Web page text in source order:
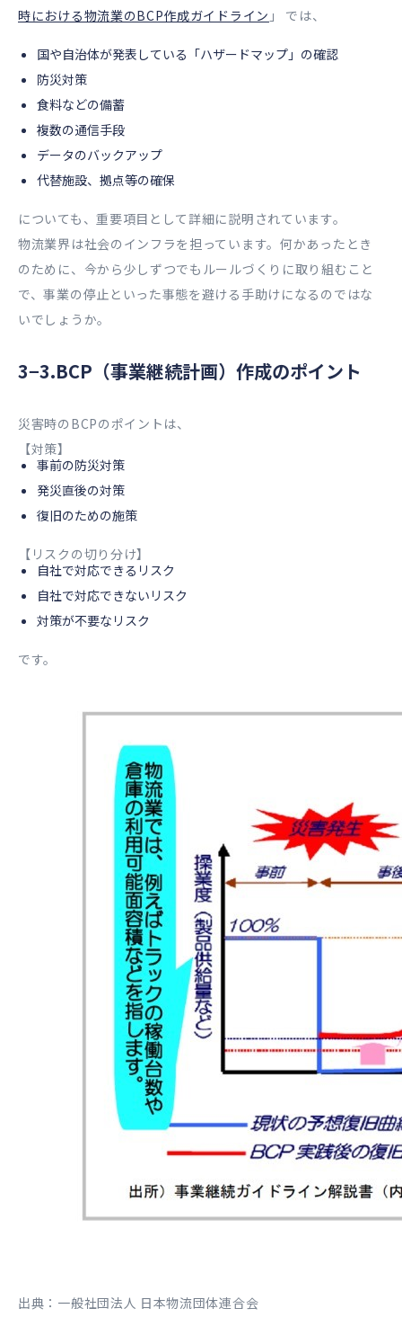
時における物流業のBCP作成ガイドライン 」 では、
国や自治体が発表している「ハザードマップ」の確認
防災対策
食料などの備蓄
複数の通信手段
データのバックアップ
代替施設、拠点等の確保
についても、重要項目として詳細に説明されています。
物流業界は社会のインフラを担っています。何かあったとき
のために、今から少しずつでもルールづくりに取り組むこと
で、事業の停止といった事態を避ける手助けになるのではな
いでしょうか。
3−3.BCP（事業継続計画）作成のポイント
災害時のBCPのポイントは、
【対策】
事前の防災対策
発災直後の対策
復旧のための施策
【リスクの切り分け】
自社で対応できるリスク
自社で対応できないリスク
対策が不要なリスク
です。
出典：一般社団法人 日本物流団体連合会